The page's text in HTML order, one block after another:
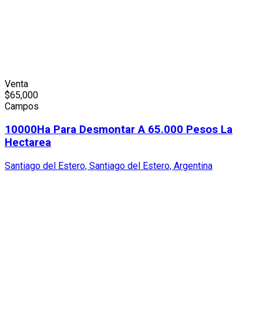
Venta
$65,000
Campos
10000Ha Para Desmontar A 65.000 Pesos La
Hectarea
Santiago del Estero, Santiago del Estero, Argentina